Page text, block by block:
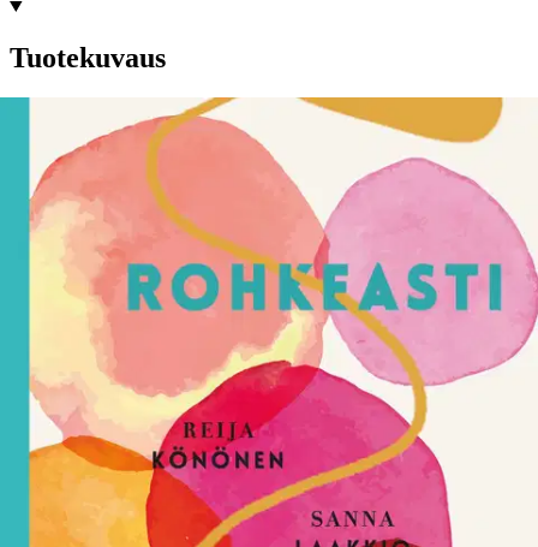
Tuotekuvaus
Miten lopettaa muiden myötäily? Rohkeasti rehellinen esittelee
malleja, joiden avulla voit opetella kommunikoimaan sisintäsi
rohkeasti ja läsnäolevasti. Jos myötäilee aina muita, voi käydä niin,
ettei tiedä enää, mitä ihan oikeasti tuntee, ajattelee ja haluaa.
Sopeutumisen vuoksi ikään kuin kaventaa ja typistää itsensä, oli
kyse sitten töistä, parisuhteesta, vanhemmuudesta, suvusta tai
ystävyydestä. Rohkean rehellisyyden malli auttaa kommunikoimaan
omaa ydintään.Rohkea rehellisyys on viestimistä ilman syyttelyä,
painetta ja pelkoa. Samalla se on myös läsnäolevaa kuuntelemista,
mitä muut ajattelevat, tuntevat ja haluavat. Näin kaikki saavat tilaa
olla oma itsensä, sillä jokaisella on tarve tulla nähdyksi ja kuulluksi.
Rohkean rehellisiksi aikuisiällä opetelleet Reija Könönen ja Sanna
Laakkio ovat laatineet Hidasta elämää -kirjaperheen teokseen myös
harjoituksia, joiden avulla tutustut rohkeampaan itseesi ja opit
sietämään epävarmuutta. Opit lisäksi keinoja, miten uskallat
sanoittaa ajatuksesi ja tunteesi etkä enää piilottele tai vähättele niitä.
Reija Könönen (s. 1962), YTM ja Master of Science in
Mindfulness, on helsinkiläinen henkilöstökouluttaja, työnohjaaja ja